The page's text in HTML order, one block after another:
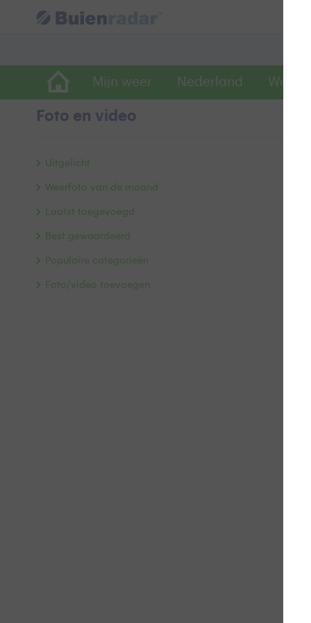
Mijn weer Nederland
Foto en video
Uitgelicht
Weerfoto van de maand
Laatst toegevoegd
Best gewaardeerd
Populaire categorieën
Foto/video toevoegen